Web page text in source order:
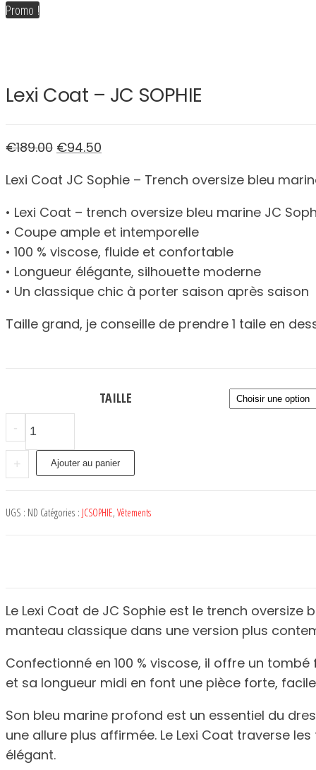
Promo !
Lexi Coat – JC SOPHIE
€189.00 Le
initial
était :
€189.00.
€94.50
actuel
est :
€94.50.
Lexi Coat JC Sophie – Trench oversize bleu
• Lexi Coat – trench oversize bleu marine JC
• Coupe ample et intemporelle
• 100 % viscose, fluide et confortable
• Longueur élégante, silhouette moderne
• Un classique chic à porter saison après saison
Taille grand, je conseille de prendre 1 taile en
TAILLE
-
de
Coat
JC
+ Ajouter au panier
UGS : ND Catégories : JCSOPHIE, Vêtements
Le Lexi Coat de JC Sophie est le trench
manteau classique dans une version plus
Confectionné en 100 % viscose, il offre un
et sa longueur midi en font une pièce forte,
Son bleu marine profond est un essentiel du
une allure plus affirmée. Le Lexi Coat traverse
élégant.